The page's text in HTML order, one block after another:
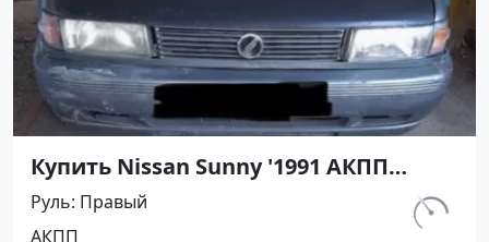
Купить Nissan Sunny '1991 АКПП
(1400/75 л.с.) Бензин инжектор
Кореновск цвет Серый Седан по
км.
Руль Правый
АКПП